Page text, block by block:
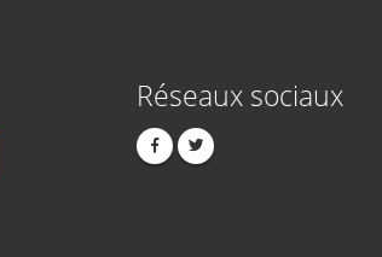
Réseaux sociaux